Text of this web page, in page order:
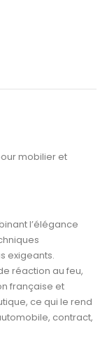
mobilier et
l’élégance
exigeants.
réaction au feu,
française et
ce qui le rend
contract,